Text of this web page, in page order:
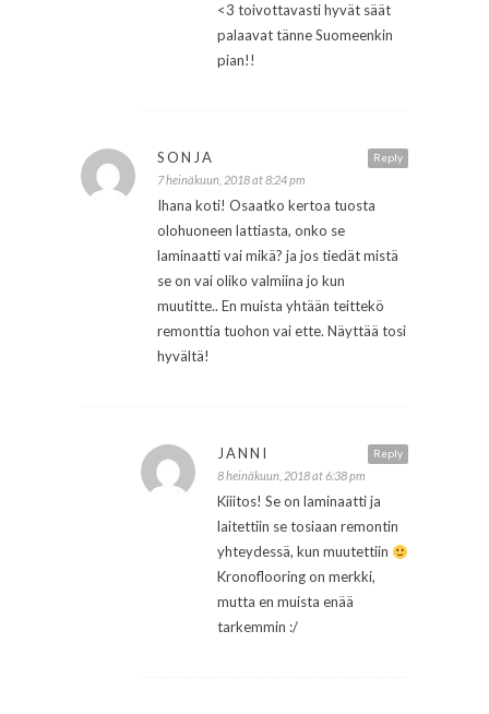
<3 toivottavasti hyvät säät
palaavat tänne Suomeenkin
pian!!
Reply
SONJA
7 heinäkuun, 2018 at 8:24 pm
Ihana koti! Osaatko kertoa tuosta
olohuoneen lattiasta, onko se
laminaatti vai mikä? ja jos tiedät mistä
se on vai oliko valmiina jo kun
muutitte.. En muista yhtään teittekö
remonttia tuohon vai ette. Näyttää tosi
hyvältä!
Reply
JANNI
8 heinäkuun, 2018 at 6:38 pm
Kiiitos! Se on laminaatti ja
laitettiin se tosiaan remontin
yhteydessä, kun muutettiin
Kronoflooring on merkki,
mutta en muista enää
tarkemmin :/